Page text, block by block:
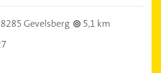
Gevelsberg
5,1 km